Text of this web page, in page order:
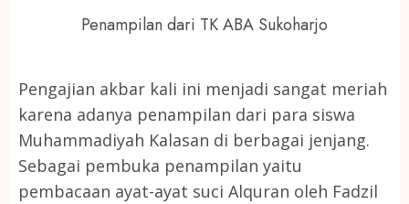
Penampilan dari TK ABA Sukoharjo
Pengajian akbar kali ini menjadi sangat meriah
karena adanya penampilan dari para siswa
Muhammadiyah Kalasan di berbagai jenjang.
Sebagai pembuka penampilan yaitu
pembacaan ayat-ayat suci Alquran oleh Fadzil